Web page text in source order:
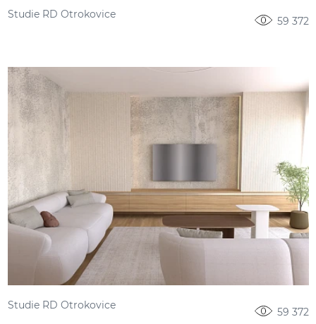
Studie RD Otrokovice
59 372
Studie RD Otrokovice
59 372